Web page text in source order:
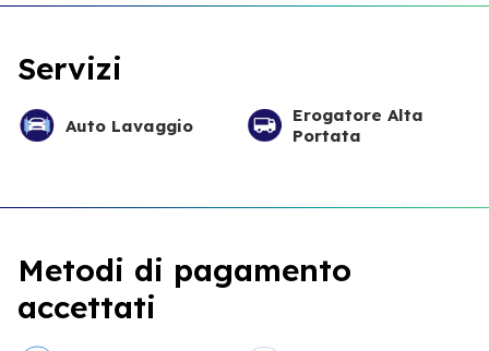
Servizi
Auto Lavaggio
Erogatore Alta
Portata
Metodi di pagamento
accettati